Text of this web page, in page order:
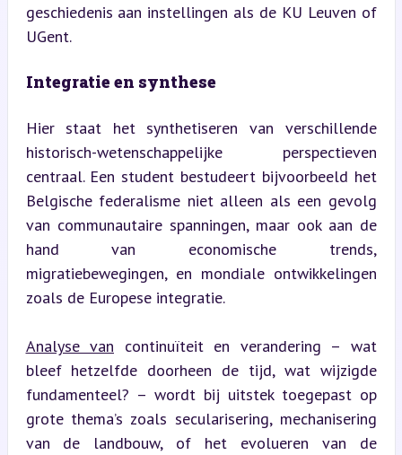
geschiedenis aan instellingen als de KU Leuven of
UGent.
Integratie en synthese
Hier staat het synthetiseren van verschillende
historisch-wetenschappelijke perspectieven
centraal. Een student bestudeert bijvoorbeeld het
Belgische federalisme niet alleen als een gevolg
van communautaire spanningen, maar ook aan de
hand van economische trends,
migratiebewegingen, en mondiale ontwikkelingen
zoals de Europese integratie.
Analyse van continuïteit en verandering – wat
bleef hetzelfde doorheen de tijd, wat wijzigde
fundamenteel? – wordt bij uitstek toegepast op
grote thema’s zoals secularisering, mechanisering
van de landbouw, of het evolueren van de